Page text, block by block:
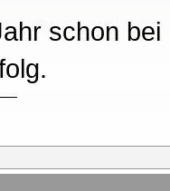
schon